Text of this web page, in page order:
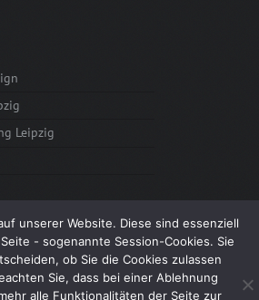
Leipzig
powered by WordPress
unserer Website. Diese sind essenziell
- sogenannte Session-Cookies. Sie
ob Sie die Cookies zulassen
Sie, dass bei einer Ablehnung
alle Funktionalitäten der Seite zur